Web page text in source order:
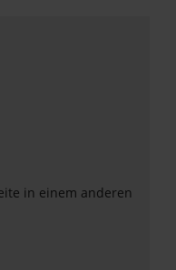
in einem anderen